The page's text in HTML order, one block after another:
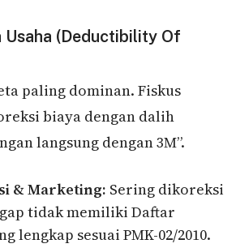
Usaha (Deductibility Of
paling dominan. Fiskus
biaya dengan dalih
langsung dengan 3M”.
& Marketing: Sering dikoreksi
tidak memiliki Daftar
lengkap sesuai PMK-02/2010.